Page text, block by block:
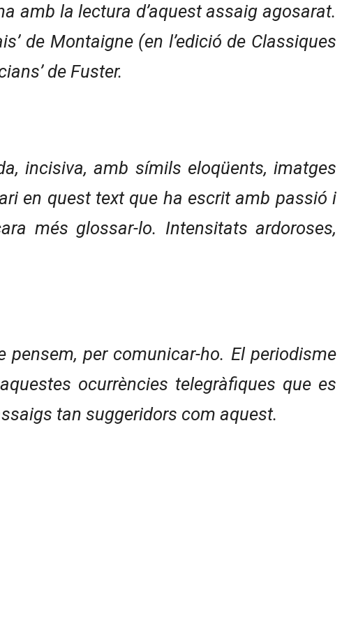
amb la lectura d’aquest assaig agosarat.
de Montaigne (en l’edició de Classiques
de Fuster.
incisiva, amb símils eloqüents, imatges
en quest text que ha escrit amb passió i
més glossar-lo. Intensitats ardoroses,
per comunicar-ho. El periodisme
ocurrències telegràfiques que es
tan suggeridors com aquest.